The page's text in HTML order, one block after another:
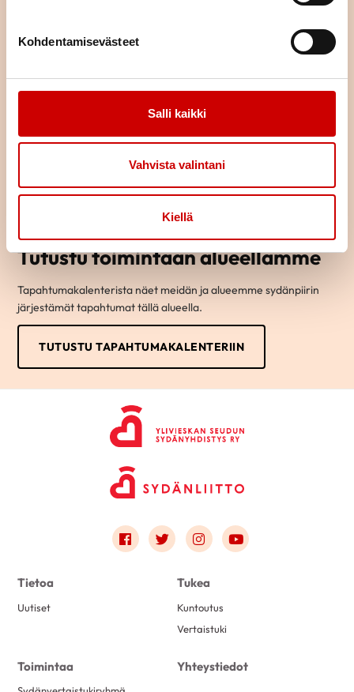
Kohdentamisevästeet
Salli kaikki
Vahvista valintani
Kiellä
Tutustu toimintaan alueellamme
Tapahtumakalenterista näet meidän ja alueemme sydänpiirin
järjestämät tapahtumat tällä alueella.
TUTUSTU TAPAHTUMAKALENTERIIN
Link to facebook
Link to twitter
Link to instagram
Link to youtube
Tietoa
Uutiset
Tukea
Kuntoutus
Vertaistuki
Toimintaa Yhteystiedot